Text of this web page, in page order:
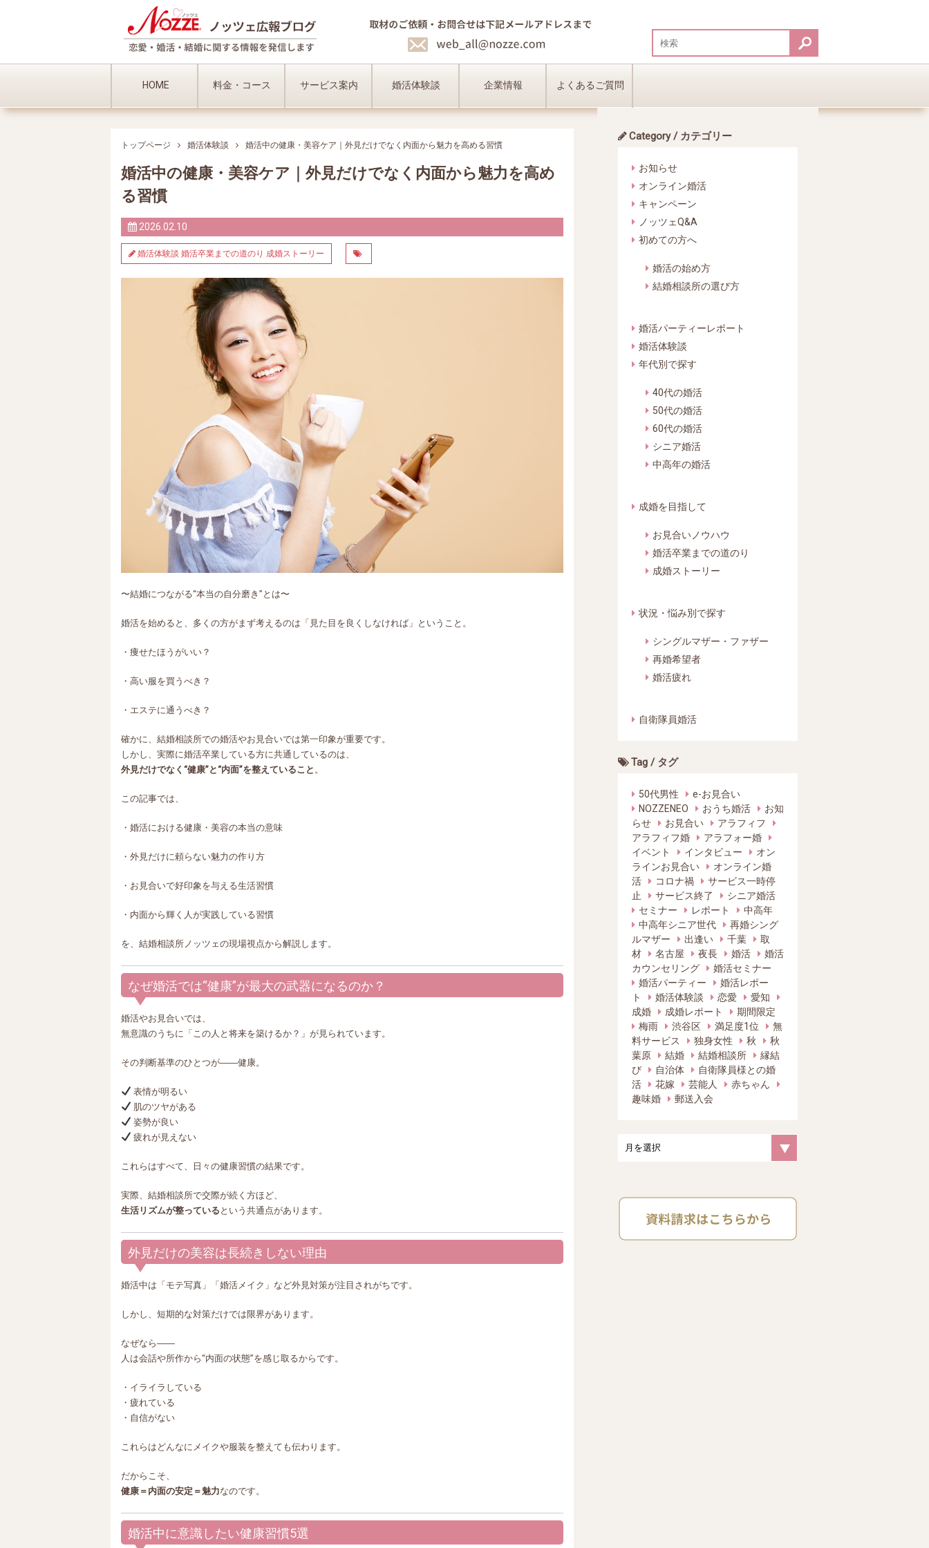
HOME 料金・コース サービス案内 婚活体験談 企業情報 よくあるご質問
トップページ 婚活体験談 婚活中の健康・美容ケア｜外見だけでなく内面から魅力を高める習慣
婚活中の健康・美容ケア｜外見だけでなく内面から魅力を高め
る習慣
2026.02.10
婚活体験談 婚活卒業までの道のり 成婚ストーリー
〜結婚につながる“本当の自分磨き”とは〜
婚活を始めると、多くの方がまず考えるのは「見た目を良くしなければ」ということ。
・痩せたほうがいい？
・高い服を買うべき？
・エステに通うべき？
確かに、結婚相談所での婚活やお見合いでは第一印象が重要です。
しかし、実際に婚活卒業している方に共通しているのは、
外見だけでなく“健康”と“内面”を整えていること 。
この記事では、
・婚活における健康・美容の本当の意味
・外見だけに頼らない魅力の作り方
・お見合いで好印象を与える生活習慣
・内面から輝く人が実践している習慣
を、結婚相談所ノッツェの現場視点から解説します。
なぜ婚活では“健康”が最大の武器になるのか？
婚活やお見合いでは、
無意識のうちに「この人と将来を築けるか？」が見られています。
その判断基準のひとつが――健康。
表情が明るい
肌のツヤがある
姿勢が良い
疲れが見えない
これらはすべて、日々の健康習慣の結果です。
実際、結婚相談所で交際が続く方ほど、
生活リズムが整っている という共通点があります。
外見だけの美容は長続きしない理由
婚活中は「モテ写真」「婚活メイク」など外見対策が注目されがちです。
しかし、短期的な対策だけでは限界があります。
なぜなら――
人は会話や所作から“内面の状態”を感じ取るからです。
・イライラしている
・疲れている
・自信がない
これらはどんなにメイクや服装を整えても伝わります。
だからこそ、
健康＝内面の安定＝魅力なのです。
婚活中に意識したい健康習慣5選
Category / カテゴリー
お知らせ
オンライン婚活
キャンペーン
ノッツェQ&A
初めての方へ
婚活の始め方
結婚相談所の選び方
婚活パーティーレポート
婚活体験談
年代別で探す
40代の婚活
50代の婚活
60代の婚活
シニア婚活
中高年の婚活
成婚を目指して
お見合いノウハウ
婚活卒業までの道のり
成婚ストーリー
状況・悩み別で探す
シングルマザー・ファザー
再婚希望者
婚活疲れ
自衛隊員婚活
Tag / タグ
50代男性
e-お見合い
NOZZENEO
おうち婚活
お知
らせ
お見合い
アラフィフ
アラフィフ婚
アラフォー婚
イベント
インタビュー
オン
ラインお見合い
オンライン婚
活
コロナ禍
サービス一時停
止
サービス終了
シニア婚活
セミナー
レポート
中高年
中高年シニア世代
再婚シング
ルマザー
出逢い 千葉
取
材
名古屋 夜長 婚活
婚活
カウンセリング
婚活セミナー
婚活パーティー
婚活レポー
ト
婚活体験談 恋愛
愛知
成婚
成婚レポート
期間限定
梅雨
渋谷区 満足度1位
無
料サービス
独身女性 秋
秋
葉原
結婚 結婚相談所
縁結
び
自治体
自衛隊員様との婚
活
花嫁 芸能人
赤ちゃん
趣味婚
郵送入会